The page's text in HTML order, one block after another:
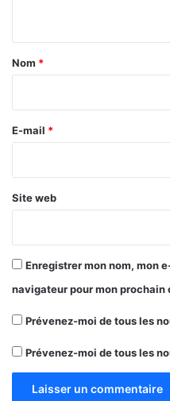
a
e
Nom *
E-mail *
Site web
Enregistrer mon nom, mon
navigateur pour mon prochain
Prévenez-moi de tous les
Prévenez-moi de tous les